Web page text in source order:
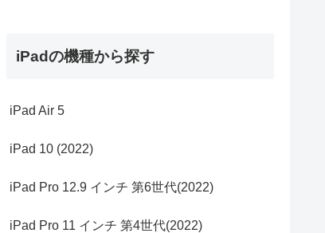
iPadの機種から探す
iPad Air 5
iPad 10 (2022)
iPad Pro 12.9 インチ 第6世代(2022)
iPad Pro 11 インチ 第4世代(2022)